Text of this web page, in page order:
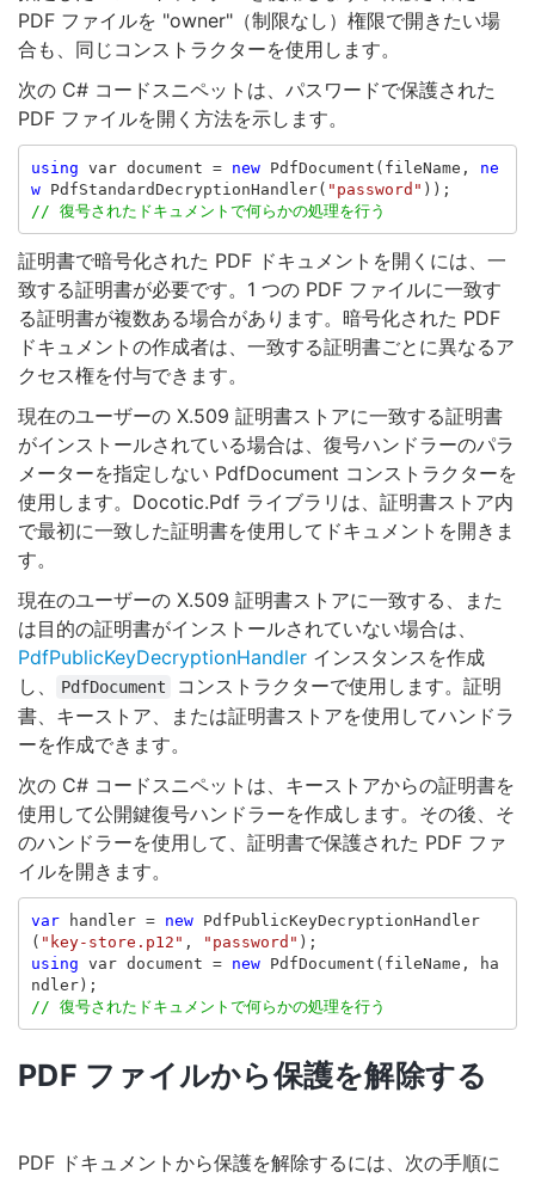
PDF ファイルを "owner"（制限なし）権限で開きたい場
合も、同じコンストラクターを使用します。
次の C# コードスニペットは、パスワードで保護された
PDF ファイルを開く方法を示します。
using var document = new PdfDocument ( fileName ,
ne
w
PdfStandardDecryptionHandler( "password" ));
// 復号されたドキュメントで何らかの処理を行う
証明書で暗号化された PDF ドキュメントを開くには、一
致する証明書が必要です。1 つの PDF ファイルに一致す
る証明書が複数ある場合があります。暗号化された PDF
ドキュメントの作成者は、一致する証明書ごとに異なるア
クセス権を付与できます。
現在のユーザーの X.509 証明書ストアに一致する証明書
がインストールされている場合は、復号ハンドラーのパラ
メーターを指定しない PdfDocument コンストラクターを
使用します。Docotic.Pdf ライブラリは、証明書ストア内
で最初に一致した証明書を使用してドキュメントを開きま
す。
現在のユーザーの X.509 証明書ストアに一致する、また
は目的の証明書がインストールされていない場合は、
PdfPublicKeyDecryptionHandler インスタンスを作成
し、
PdfDocument
コンストラクターで使用します。証明
書、キーストア、または証明書ストアを使用してハンドラ
ーを作成できます。
次の C# コードスニペットは、キーストアからの証明書を
使用して公開鍵復号ハンドラーを作成します。その後、そ
のハンドラーを使用して、証明書で保護された PDF ファ
イルを開きます。
var handler = new
PdfPublicKeyDecryptionHandler
( "key-store.p12" , "password" );
using var document = new PdfDocument ( fileName ,
ha
ndler);
// 復号されたドキュメントで何らかの処理を行う
PDF ファイルから保護を解除する
PDF ドキュメントから保護を解除するには、次の手順に